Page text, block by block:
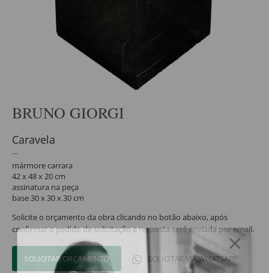
BRUNO GIORGI
Caravela
mármore carrara
42 x 48 x 20 cm
assinatura na peça
base 30 x 30 x 30 cm
Solicite o orçamento da obra clicando no botão abaixo, após
confirmar o pedido de solicitação a resposta será enviada por email.
SOLICITAR ORÇAMENTO SOLICITAR VIA WHATSAPP